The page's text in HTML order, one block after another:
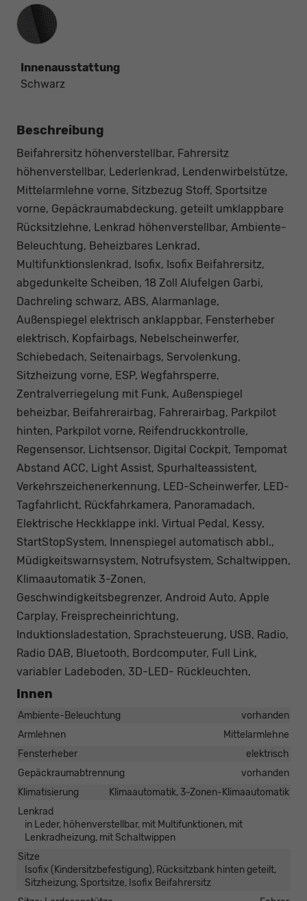
Innenausstattung
Innenausstattung
Schwarz
Beschreibung
Beifahrersitz höhenverstellbar, Fahrersitz
höhenverstellbar, Lederlenkrad, Lendenwirbelstütze,
Mittelarmlehne vorne, Sitzbezug Stoff, Sportsitze
vorne, Gepäckraumabdeckung, geteilt umklappbare
Rücksitzlehne, Lenkrad höhenverstellbar, Ambiente-
Beleuchtung, Beheizbares Lenkrad,
Multifunktionslenkrad, Isofix, Isofix Beifahrersitz,
abgedunkelte Scheiben, 18 Zoll Alufelgen Garbi,
Dachreling schwarz, ABS, Alarmanlage,
Außenspiegel elektrisch anklappbar, Fensterheber
elektrisch, Kopfairbags, Nebelscheinwerfer,
Schiebedach, Seitenairbags, Servolenkung,
Sitzheizung vorne, ESP, Wegfahrsperre,
Zentralverriegelung mit Funk, Außenspiegel
beheizbar, Beifahrerairbag, Fahrerairbag, Parkpilot
hinten, Parkpilot vorne, Reifendruckkontrolle,
Regensensor, Lichtsensor, Digital Cockpit, Tempomat
Abstand ACC, Light Assist, Spurhalteassistent,
Verkehrszeichenerkennung, LED-Scheinwerfer, LED-
Tagfahrlicht, Rückfahrkamera, Panoramadach,
Elektrische Heckklappe inkl. Virtual Pedal, Kessy,
StartStopSystem, Innenspiegel automatisch abbl.,
Müdigkeitswarnsystem, Notrufsystem, Schaltwippen,
Klimaautomatik 3-Zonen,
Geschwindigkeitsbegrenzer, Android Auto, Apple
Carplay, Freisprecheinrichtung,
Induktionsladestation, Sprachsteuerung, USB, Radio,
Radio DAB, Bluetooth, Bordcomputer, Full Link,
variabler Ladeboden, 3D-LED- Rückleuchten,
Innen
Ambiente-Beleuchtung
vorhanden
Armlehnen
Mittelarmlehne
Fensterheber
elektrisch
Gepäckraumabtrennung
vorhanden
Klimatisierung
Klimaautomatik, 3-Zonen-Klimaautomatik
Lenkrad
in Leder, höhenverstellbar, mit Multifunktionen, mit
Lenkradheizung, mit Schaltwippen
Sitze
Isofix (Kindersitzbefestigung), Rücksitzbank hinten geteilt,
Sitzheizung, Sportsitze, Isofix Beifahrersitz